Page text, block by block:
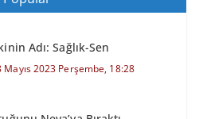
Adı: Sağlık-Sen
Mayıs 2023 Perşembe, 18:28